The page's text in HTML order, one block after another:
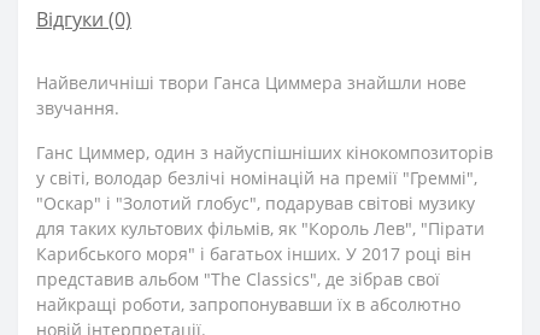
Відгуки (0)
Найвеличніші твори Ганса Циммера знайшли нове
звучання.
Ганс Циммер, один з найуспішніших кінокомпозиторів
у світі, володар безлічі номінацій на премії "Греммі",
"Оскар" і "Золотий глобус", подарував світові музику
для таких культових фільмів, як "Король Лев", "Пірати
Карибського моря" і багатьох інших. У 2017 році він
представив альбом "The Classics", де зібрав свої
найкращі роботи, запропонувавши їх в абсолютно
новій інтерпретації.